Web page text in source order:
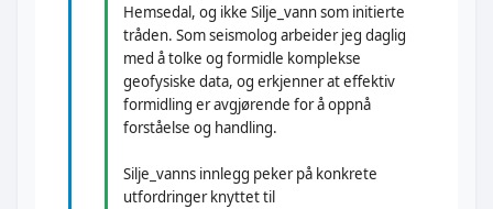
Hemsedal, og ikke Silje_vann som initierte
tråden. Som seismolog arbeider jeg daglig
med å tolke og formidle komplekse
geofysiske data, og erkjenner at effektiv
formidling er avgjørende for å oppnå
forståelse og handling.
Silje_vanns innlegg peker på konkrete
utfordringer knyttet til